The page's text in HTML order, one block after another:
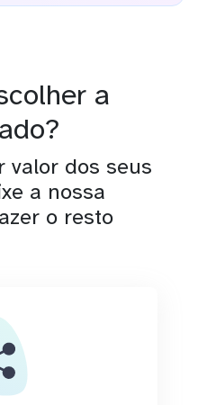
a
valor dos seus
a nossa
o resto